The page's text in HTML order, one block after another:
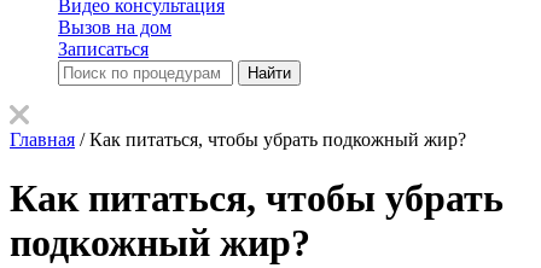
Видео консультация
Вызов на дом
Записаться
Главная / Как питаться, чтобы убрать подкожный жир?
Как питаться, чтобы убрать
подкожный жир?